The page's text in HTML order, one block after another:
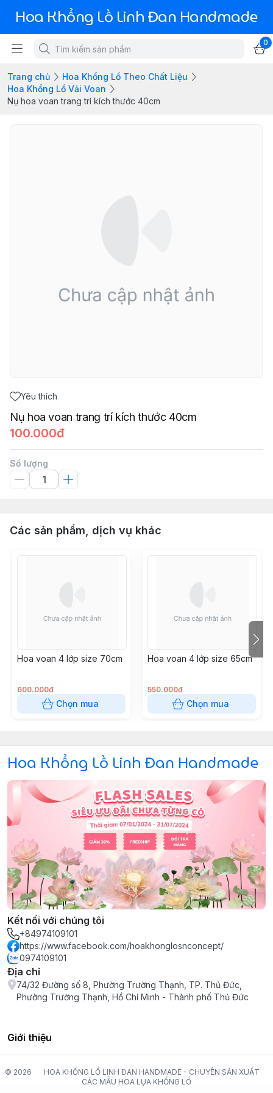
Hoa Khổng Lồ Linh Đan Handmade
0
Trang chủ
Hoa Khổng Lồ Theo Chất Liệu
Hoa Khổng Lồ Vải Voan
Nụ hoa voan trang trí kích thước 40cm
Yêu thích
Nụ hoa voan trang trí kích thước 40cm
100.000đ
Số lượng
Các sản phẩm, dịch vụ khác
Hoa voan 4 lớp size 70cm
600.000đ
Chọn mua
Hoa voan 4 lớp size 65cm
550.000đ
Chọn mua
Hoa Khổng Lồ Linh Đan Handmade
Kết nối với chúng tôi
+84974109101
https://www.facebook.com/hoakhonglosnconcept/
0974109101
Địa chỉ
74/32 Đường số 8, Phường Trường Thạnh, TP. Thủ Đức,
Phường Trường Thạnh, Hồ Chí Minh - Thành phố Thủ Đức
Giới thiệu
© 2026
HOA KHỔNG LỒ LINH ĐAN HANDMADE - CHUYÊN SẢN XUẤT
CÁC MẪU HOA LỤA KHỔNG LỒ